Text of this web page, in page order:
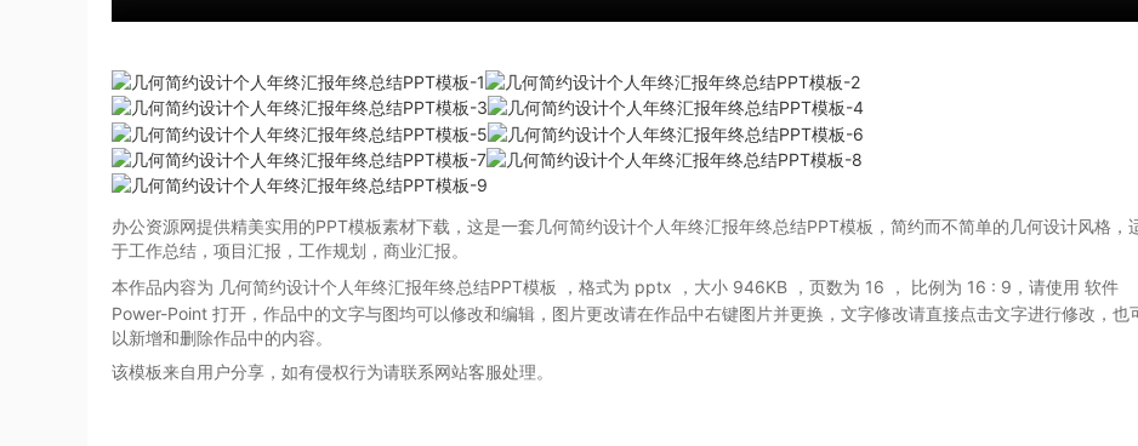
办公资源网提供精美实用的PPT模板素材下载，这是一套几何简约设计个人年终汇报年终总结PPT模板，简约而不简单的几何设计风格，
于工作总结，项目汇报，工作规划，商业汇报。
本作品内容为 几何简约设计个人年终汇报年终总结PPT模板
，格式为 pptx ，大小 946KB ，页数为 16 ， 比例为 16 : 9 ，请使用 软件
Power-Point 打开，作品中的文字与图均可以修改和编辑，图片更改请在作品中右键图片并更换，文字修改请直接点击文字进行修改，也
以新增和删除作品中的内容。
该模板来自用户分享，如有侵权行为请联系网站客服处理。